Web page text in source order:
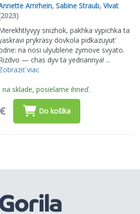
Amrhein,Sabine Straub,Vivat
snizhok, pakhka vypichka ta
prykrasy dovkola pidkazuyutʹ
na nosi ulyublene zymove svyato.
— chas dyv ta yednannya! ...
viac
na sklade, posielame ihneď.
Do košíka